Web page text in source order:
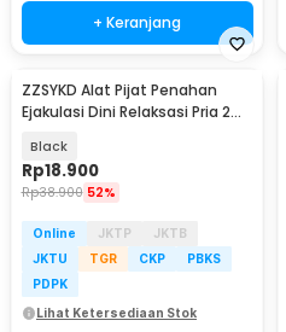
+ Keranjang
ZZSYKD Alat Pijat Penahan
Ejakulasi Dini Relaksasi Pria 2
Black
Rp18.900
Rp38.900 52%
Online JKTP
JKTB
JKTU
TGR CKP
PBKS
PDPK
Lihat Ketersediaan Stok